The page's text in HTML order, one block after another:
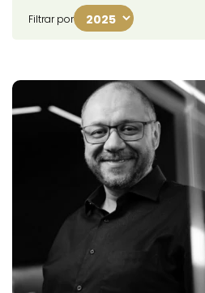
Filtrar por